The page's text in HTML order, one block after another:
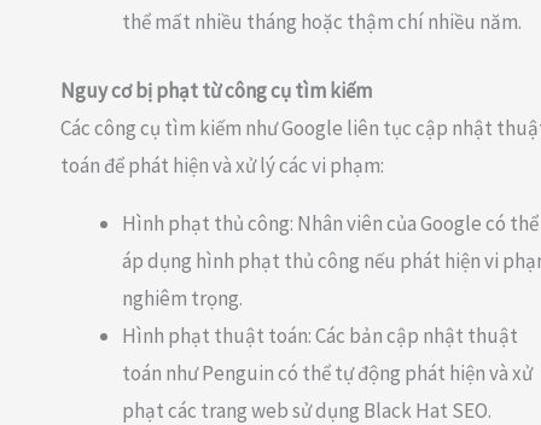
thể mất nhiều tháng hoặc thậm chí nhiều năm.
Nguy cơ bị phạt từ công cụ tìm kiếm
Các công cụ tìm kiếm như Google liên tục cập nhật
toán để phát hiện và xử lý các vi phạm:
Hình phạt thủ công: Nhân viên của Google có thể
áp dụng hình phạt thủ công nếu phát hiện vi
nghiêm trọng.
Hình phạt thuật toán: Các bản cập nhật thuật
toán như Penguin có thể tự động phát hiện và xử
phạt các trang web sử dụng Black Hat SEO.